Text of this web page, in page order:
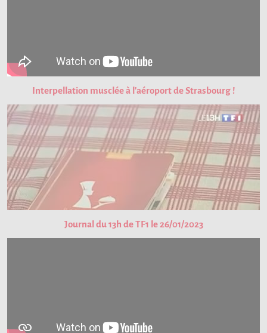
Interpellation musclée à l'aéroport de Strasbourg !
Journal du 13h de TF1 le 26/01/2023